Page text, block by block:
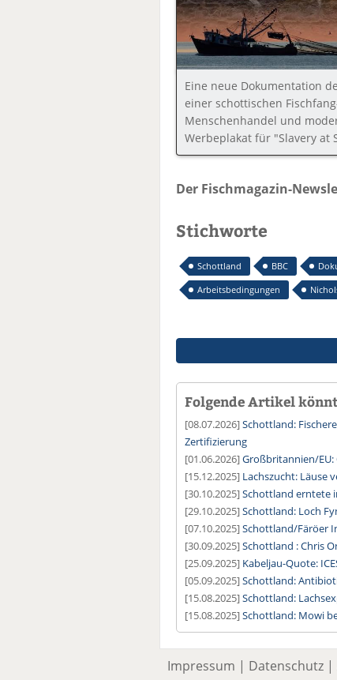
Eine neue Dokumentation
einer schottischen
Menschenhandel und
Werbeplakat für "Slavery at
Der Fischmagazin-
Stichworte
Schottland BBC
Arbeitsbedingungen
Folgende Artikel
[08.07.2026]Schottland:
Zertifizierung
[01.06.2026]Großbritannien/
[15.12.2025] Lachszucht: Läuse
[30.10.2025]Schottland erntete
[29.10.2025]Schottland: Loch
[07.10.2025]Schottland/Färöer
[30.09.2025]Schottland : Chris
[25.09.2025] Kabeljau-Quote:
[05.09.2025]Schottland:
[15.08.2025]Schottland:
[15.08.2025]Schottland: Mowi
Impressum | Datenschutz |